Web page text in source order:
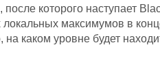
которого наступает
максимумов в
каком уровне будет